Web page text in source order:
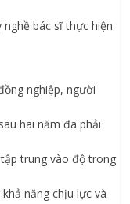
bác sĩ thực hiện
nghiệp, người
hai năm đã phải
trung vào độ trong
năng chịu lực và